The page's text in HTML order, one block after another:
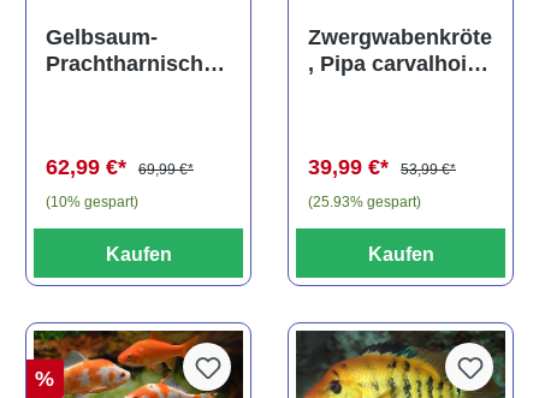
Gelbsaum-
Prachtharnischw
62,99 €*
69,99 €*
(10% gespart)
Kaufen
Zwergwabenkröte
, Pipa carvalhoi,
39,99 €*
53,99 €*
(25.93% gespart)
Kaufen
%